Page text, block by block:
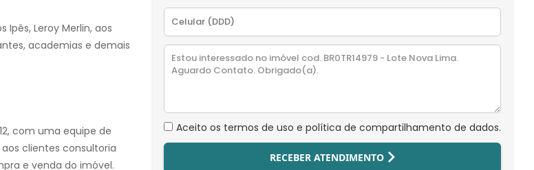
Ipês, Leroy Merlin, aos
academias e demais
com uma equipe de
clientes consultoria
e venda do imóvel.
Aceito os termos de uso e política de compartilhamento de dados.
RECEBER ATENDIMENTO